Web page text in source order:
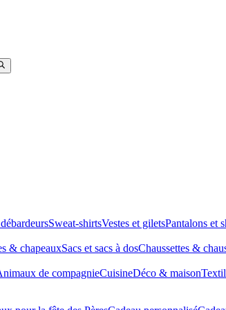
Sweat-shirtsVestes et giletsPantalons et
& chapeauxSacs et sacs à dosChaussettes &
de compagnieCuisineDéco & maison